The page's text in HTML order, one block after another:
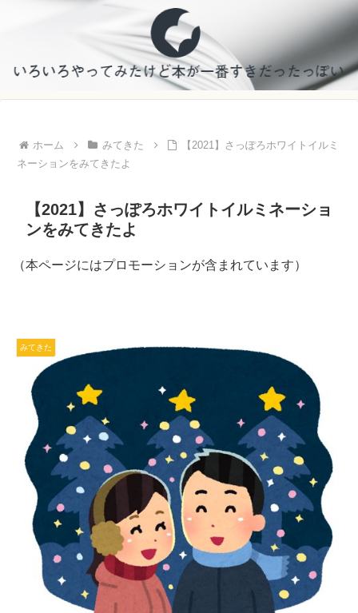
ホーム みてきた
【2021】さっぽろホワイトイルミ
ネーションをみてきたよ
【2021】さっぽろホワイトイルミネーショ
ンをみてきたよ
（本ページにはプロモーションが含まれています）
みてきた